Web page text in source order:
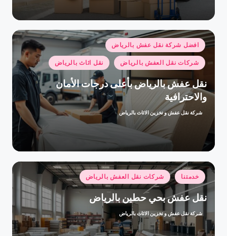
نُشر
في
افضل شركة نقل عفش بالرياض
شركات نقل العفش بالرياض نقل اثاث بالرياض
نقل عفش بالرياض بأعلى درجات الأمان
والاحترافية
تمّ
شركة نقل عفش و تخزين الاثاث بالرياض
نُشر
في
خدمتنا شركات نقل العفش بالرياض
نقل عفش بحي حطين بالرياض
تمّ
النشر
بواسطة
شركة نقل عفش و تخزين الاثاث بالرياض